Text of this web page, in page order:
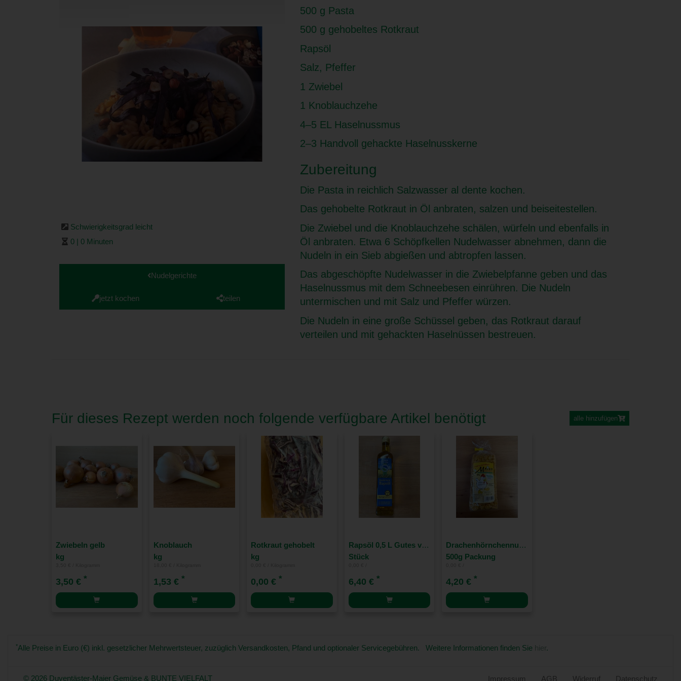
Schwierigkeitsgrad leicht
0 | 0 Minuten
Nudelgerichte
jetzt kochen teilen
500 g Pasta
500 g gehobeltes Rotkraut
Rapsöl
Salz, Pfeffer
1 Zwiebel
1 Knoblauchzehe
4–5 EL Haselnussmus
2–3 Handvoll gehackte Haselnusskerne
Zubereitung
Die Pasta in reichlich Salzwasser al dente kochen.
Das gehobelte Rotkraut in Öl anbraten, salzen und beiseitestellen.
Die Zwiebel und die Knoblauchzehe schälen, würfeln und ebenfalls in
Öl anbraten. Etwa 6 Schöpfkellen Nudelwasser abnehmen, dann die
Nudeln in ein Sieb abgießen und abtropfen lassen.
Das abgeschöpfte Nudelwasser in die Zwiebelpfanne geben und das
Haselnussmus mit dem Schneebesen einrühren. Die Nudeln
untermischen und mit Salz und Pfeffer würzen.
Die Nudeln in eine große Schüssel geben, das Rotkraut darauf
verteilen und mit gehackten Haselnüssen bestreuen.
Für dieses Rezept werden noch folgende verfügbare Artikel benötigt alle hinzufügen
Zwiebeln gelb
kg
3,50 € *
Knoblauch
kg
1,53 € *
Rotkraut gehobelt
kg
0,00 € *
Rapsöl 0,5 L Gutes vom See
Stück
6,40 € *
Drachenhörnchennudeln Maiers
500g Packung
4,20 € *
*Alle Preise in Euro (€) inkl. gesetzlicher Mehrwertsteuer, zuzüglich Versandkosten, Pfand und optionaler Servicegebühren. Weitere Informationen finden Sie hier.
© 2026 Duventäster-Maier Gemüse & BUNTE VIELFALT Impressum AGB Widerruf Datenschutz